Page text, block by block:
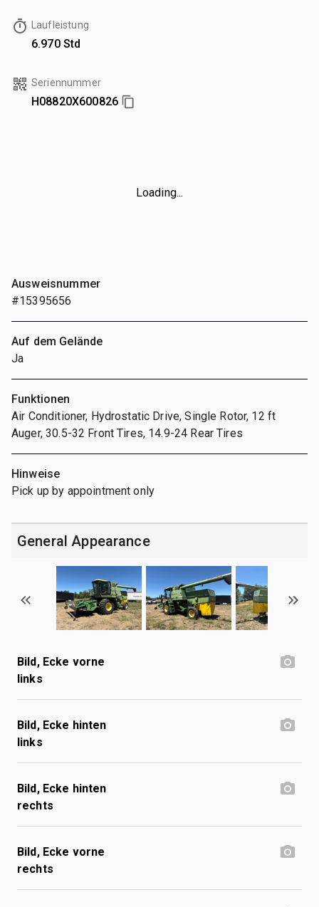
Laufleistung
6.970 Std
Seriennummer
H08820X600826
Loading...
Ausweisnummer
#15395656
Auf dem Gelände
Ja
Funktionen
Air Conditioner, Hydrostatic Drive, Single Rotor, 12 ft
Auger, 30.5-32 Front Tires, 14.9-24 Rear Tires
Hinweise
Pick up by appointment only
General Appearance
Bild, Ecke vorne
links
Bild, Ecke hinten
links
Bild, Ecke hinten
rechts
Bild, Ecke vorne
rechts